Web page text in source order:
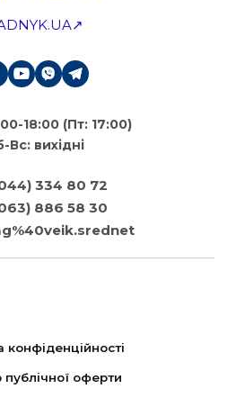
18:00 (Пт: 17:00)
Вс: вихідні
334 80 72
886 58 30
конфіденційності
публічної оферти